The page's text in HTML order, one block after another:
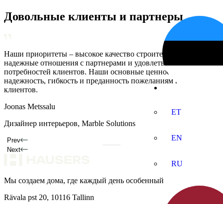
ET
EN
RU
Довольные клиенты и партнеры
Наши приоритеты – высокое качество строительства,
надежные отношения с партнерами и удовлетворение
потребностей клиентов. Наши основные ценности –
надежность, гибкость и преданность пожеланиям наших
клиентов.
Joonas Metssalu
Дизайнер интерьеров, Marble Solutions
Наши основные ценности — это надежность, гибкость и
преданность потребностям наших клиентов.
Annika Kolde
Наши приоритеты – высокое качество строительства,
надежные отношения с партнерами и удовлетворенность
клиентов.
Kaarel Hõbepappel
Дизайнер интерьеров
Prev
Next
Мы создаем дома, где каждый день особенный
Rävala pst 20, 10116 Tallinn